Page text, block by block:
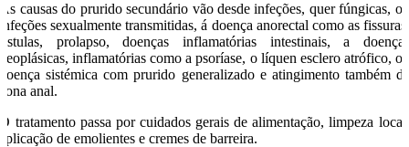
As causas do prurido secundário vão desde infeções, quer fúngicas, ou
infeções sexualmente transmitidas, á doença anorectal como as fissuras,
fistulas, prolapso, doenças inflamatórias intestinais, a doenças
neoplásicas, inflamatórias como a psoríase, o líquen esclero atrófico, ou
doença sistémica com prurido generalizado e atingimento também da
zona anal.
O tratamento passa por cuidados gerais de alimentação, limpeza local,
aplicação de emolientes e cremes de barreira.